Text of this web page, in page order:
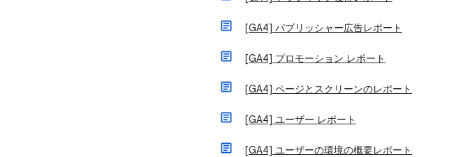
[GA4] パブリッシャー広告レポート
[GA4] プロモーション レポート
[GA4] ページとスクリーンのレポート
[GA4] ユーザー レポート
[GA4] ユーザーの環境の概要レポート